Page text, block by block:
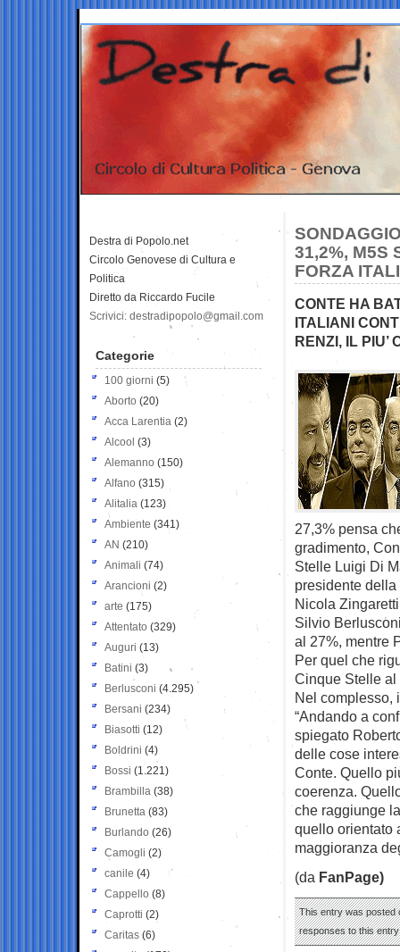
31,2%, M5S
FORZA
CONTE HA
ITALIANI
RENZI, IL PIU’
27,3% pensa
gradimento,
Stelle Luigi Di
presidente
Nicola
Silvio
al 27%, mentre
Per quel che
Cinque Stelle al
Nel complesso,
“Andando a
spiegato
delle cose
Conte. Quello
coerenza.
che raggiunge
quello orientato
maggioranza
(da FanPage)
This entry was posted
responses to this
Destra di Popolo.net
Circolo Genovese di Cultura e
Politica
Diretto da Riccardo Fucile
Scrivici: destradipopolo@gmail.com
Categorie
100 giorni (5)
Aborto (20)
Acca Larentia (2)
Alcool (3)
Alemanno (150)
Alfano (315)
Alitalia (123)
Ambiente (341)
AN (210)
Animali (74)
Arancioni (2)
arte (175)
Attentato (329)
Auguri (13)
Batini (3)
Berlusconi (4.295)
Bersani (234)
Biasotti (12)
Boldrini (4)
Bossi (1.221)
Brambilla (38)
Brunetta (83)
Burlando (26)
Camogli (2)
canile (4)
Cappello (8)
Caprotti (2)
Caritas (6)